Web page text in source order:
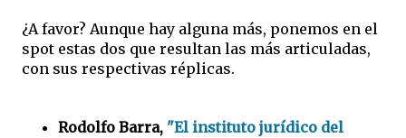
¿A favor? Aunque hay alguna más, ponemos en el
spot estas dos que resultan las más articuladas,
con sus respectivas réplicas.
Rodolfo Barra, "El instituto jurídico del